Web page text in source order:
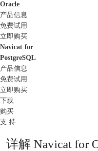
Oracle
产品信息
免费试用
立即购买
Navicat for
PostgreSQL
产品信息
免费试用
立即购买
下载
购买
支 持
详解 Navicat for